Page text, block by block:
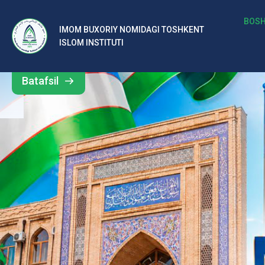
IMOM BUXORIY NOMIDAGI TOSHKENT
ISLOM INSTITUTI
b
al
ar
o‘
rt
a
si
d
Barcha
yangiliklar
Batafsil